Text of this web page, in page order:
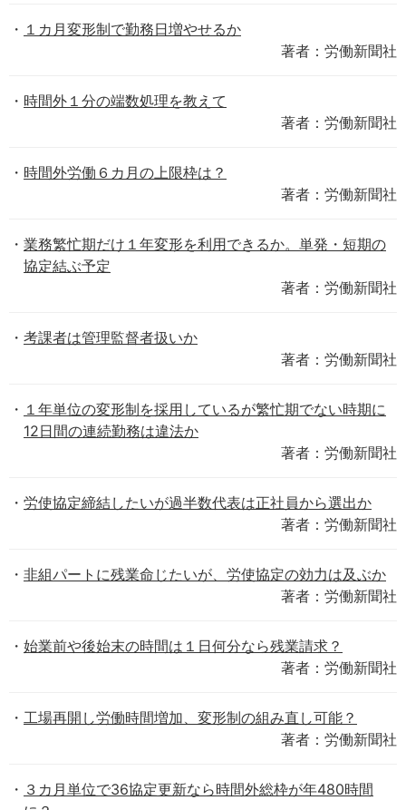
１カ月変形制で勤務日増やせるか
著者：労働新聞社
時間外１分の端数処理を教えて
著者：労働新聞社
時間外労働６カ月の上限枠は？
著者：労働新聞社
業務繁忙期だけ１年変形を利用できるか。単発・短期の
協定結ぶ予定
著者：労働新聞社
考課者は管理監督者扱いか
著者：労働新聞社
１年単位の変形制を採用しているが繁忙期でない時期に
12日間の連続勤務は違法か
著者：労働新聞社
労使協定締結したいが過半数代表は正社員から選出か
著者：労働新聞社
非組パートに残業命じたいが、労使協定の効力は及ぶか
著者：労働新聞社
始業前や後始末の時間は１日何分なら残業請求？
著者：労働新聞社
工場再開し労働時間増加、変形制の組み直し可能？
著者：労働新聞社
３カ月単位で36協定更新なら時間外総枠が年480時間